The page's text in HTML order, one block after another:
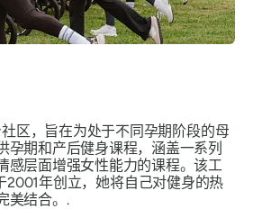
区，旨在为处于不同孕期阶段的母
孕期和产后健身课程，涵盖一系列
感层面增强女性能力的课程。该工
2001年创立，她将自己对健身的热
美结合。.